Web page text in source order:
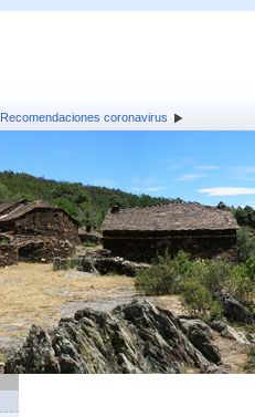
Recomendaciones coronavirus